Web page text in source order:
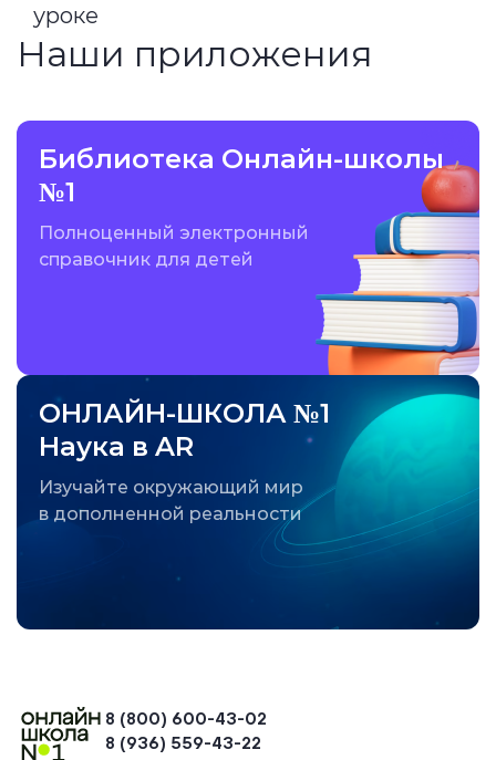
уроке
Наши приложения
Библиотека Онлайн-школы
№1
Полноценный электронный
справочник для детей
ОНЛАЙН-ШКОЛА №1
Наука в AR
Изучайте окружающий мир
в дополненной реальности
8 (800) 600-43-02
8 (936) 559-43-22